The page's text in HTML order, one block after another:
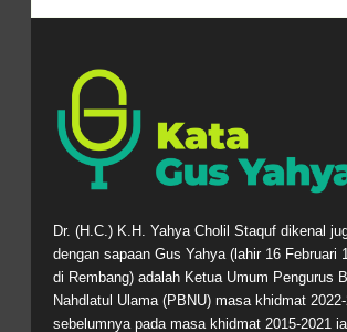
Dr. (H.C.) K.H. Yahya Cholil Staquf dikenal
dengan sapaan Gus Yahya (lahir 16 Februari
di Rembang) adalah Ketua Umum Pengurus
Nahdlatul Ulama (PBNU) masa khidmat 2022-
sebelumnya pada masa khidmat 2015-2021 ia